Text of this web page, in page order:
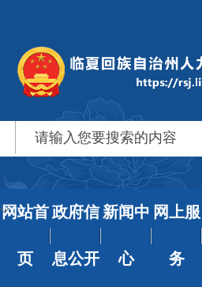
网站首
页
政府信
息公开
新闻中
心
网上服
务